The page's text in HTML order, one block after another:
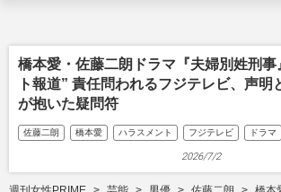
橋本愛・佐藤二朗ドラマ『夫婦別姓刑事
ト報道” 責任問われるフジテレビ、声明
が抱いた疑問符
佐藤二朗 橋本愛 ハラスメント フジテレビ ドラマ
2026/7/2